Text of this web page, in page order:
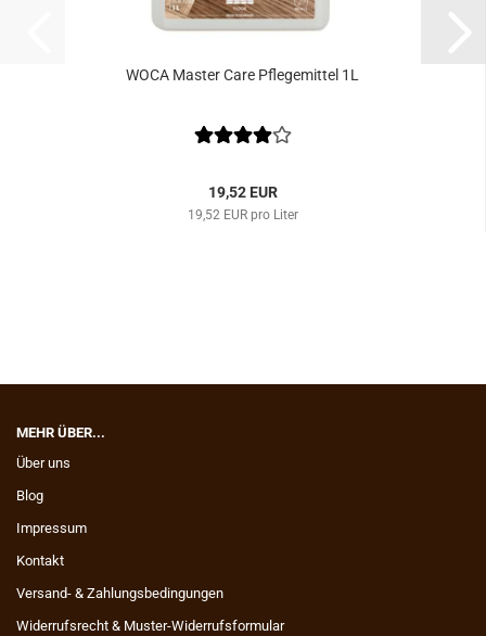
WOCA Mas­ter Care Pfle­ge­mit­tel 1L
19,52 EUR
19,52 EUR pro Liter
MEHR ÜBER...
Über uns
Blog
Impressum
Kontakt
Versand- & Zahlungsbedingungen
Widerrufsrecht & Muster-Widerrufsformular